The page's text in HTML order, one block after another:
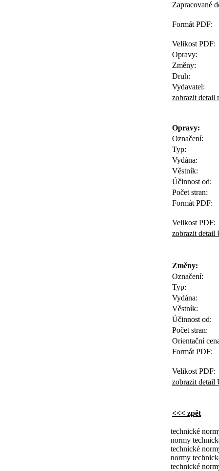
Zapracované
Formát PDF:
Velikost PDF:
Opravy:
Změny:
Druh:
Vydavatel:
zobrazit detail
Opravy:
Označení:
Typ:
Vydána:
Věstník:
Účinnost od:
Počet stran:
Formát PDF:
Velikost PDF:
zobrazit
Změny:
Označení:
Typ:
Vydána:
Věstník:
Účinnost od:
Počet stran:
Orientační
Formát PDF:
Velikost PDF:
zobrazit
<<< zpět
technické
normy
technické
normy
technické